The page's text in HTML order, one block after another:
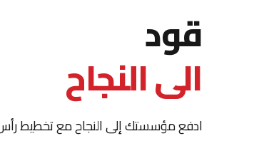
قود
الى النجاح
ادفع مؤسستك إلى النجاح مع تخطيط رأس